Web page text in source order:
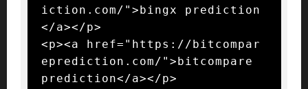
iction.com/">bingx prediction
</a></p>
<p><a href="https://bitcompar
eprediction.com/">bitcompare
prediction</a></p>